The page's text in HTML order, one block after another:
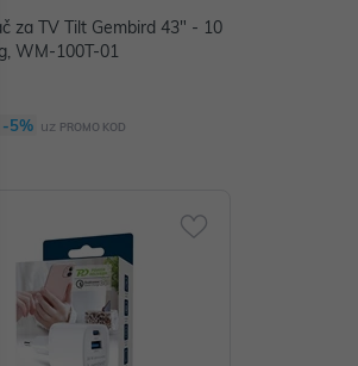
za TV Tilt Gembird 43" - 10
WM-100T-01
5% uz PROMO KOD